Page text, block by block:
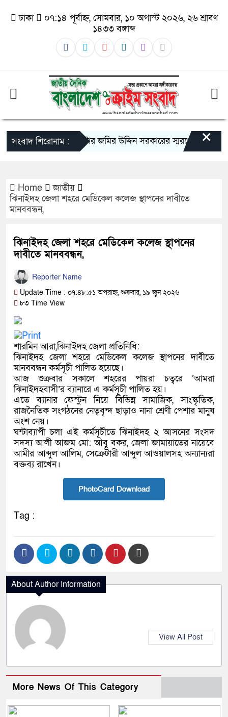
ঢাকা
০৭:১৪ পূর্বাহ্ন, সোমবার, ১০ অগাস্ট ২০২৬, ২৬ শ্রাবণ
১৪৩৩ বঙ্গাব্দ
সংবাদ শিরোনাম :ব্যারিস্টার জমির উদ্দিন সরকারের স্মরণে ×
Home
জাতীয়
ঝিনাইদহ জেলা শহরে মেডিকেল কলেজ স্থাপনের দাবীতে
মানববন্ধন,
ঝিনাইদহ জেলা শহরে মেডিকেল কলেজ স্থাপনের
দাবীতে মানববন্ধন,
Reporter Name
Update Time : ০৭:৪৮:৫১ অপরাহ্ন, শুক্রবার, ১৯ জুন ২০২৬
৮৩ Time View
শারমিন আরা,ঝিনাইদহ জেলা প্রতিনিধি:
ঝিনাইদহ জেলা শহরে মেডিকেল কলেজ স্থাপনের দাবীতে
মানববন্ধন কর্মসূচী পালিত হয়েছে।
আজ শুক্রবার সকালে শহরের পায়রা চত্বরে ‘আমরা
ঝিনাইদহবাসী’র ব্যানারে এ কর্মসূচী পালিত হয়।
এতে ব্যানার ফেস্টুন নিয়ে বিভিন্ন সামাজিক, সাংস্কৃতিক,
রাজনৈতিক সংগঠনের নেতৃবৃন্দ ছাড়াও নানা শ্রেণী পেশার মানুষ
অংশ নেয়।
ঘন্টাব্যাপী চলা এই কর্মসূচীতে ঝিনাইদহ ২ আসনের সংসদ
সদস্য আলী আজম মো: আবু বকর, জেলা জামায়াতের নায়েবে
আমীর আব্দুল আলিম, সেক্রেটারী আব্দুল আওয়ালসহ অন্যান্যরা
বক্তব্য রাখেন।
PhotoCard Download
Tag :
About Author Information
View All Post
More News Of This Category